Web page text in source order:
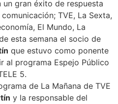
gran éxito de respuesta
TVE, La Sexta,
El Mundo, La
esta semana el socio de
que estuvo como ponente
al programa Espejo Público
5.
de La Mañana de TVE
y la responsable del